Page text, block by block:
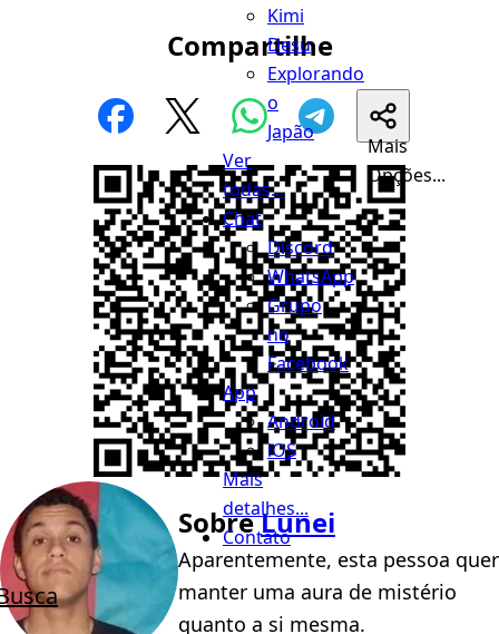
Kimi
Desu
Explorando
o
Japão
Ver
todas...
Chat
Discord
WhatsApp
Grupo
no
Facebook
App
Android
iOS
Mais
detalhes...
Contato
Compartilhe
Mais
Opções...
SobreLunei
Aparentemente, esta pessoa quer
manter uma aura de mistério
quanto a si mesma.